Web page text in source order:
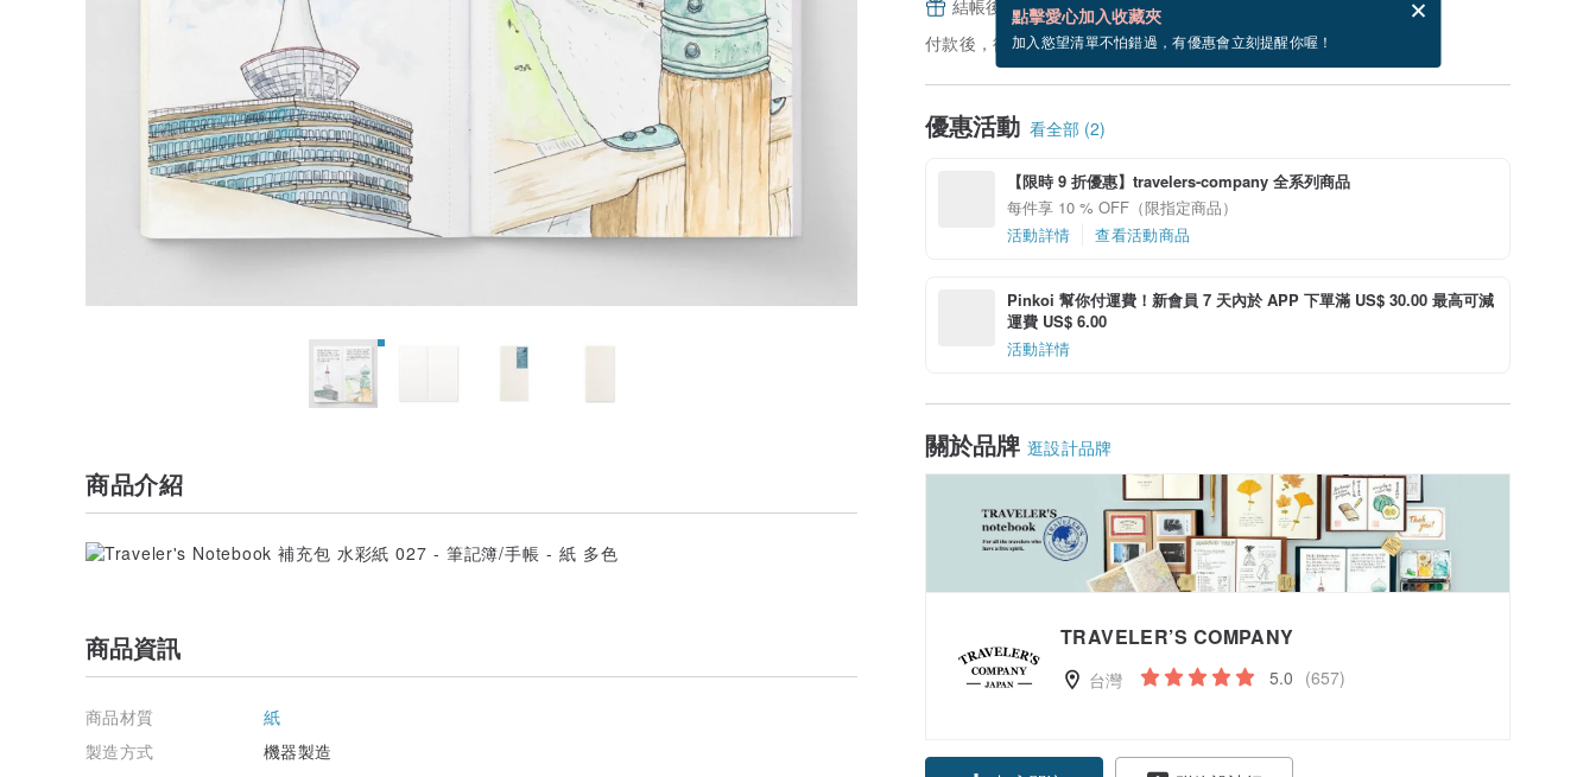
點擊愛心加入收藏夾
加入慾望清單不怕錯過，有優惠會立刻提醒你喔！
結帳後填寫並分享，免費幫你寄送電子賀卡。
電子賀卡是什麼？
付款後，從備貨到寄出商品為 3 個工作天。（不包含假日）
優惠活動 看全部 (2)
【限時 9 折優惠】travelers-company 全系列商品
每件享 10 % OFF（限指定商品）
活動詳情
查看活動商品
Pinkoi 幫你付運費！新會員 7 天內於 APP 下單滿 US$ 30.00 最高可減
運費 US$ 6.00
活動詳情
關於品牌 逛設計品牌
TRAVELER’S COMPANY
台灣 5.0 (657)
商品介紹
商品資訊
商品材質
紙
製造方式
機器製造